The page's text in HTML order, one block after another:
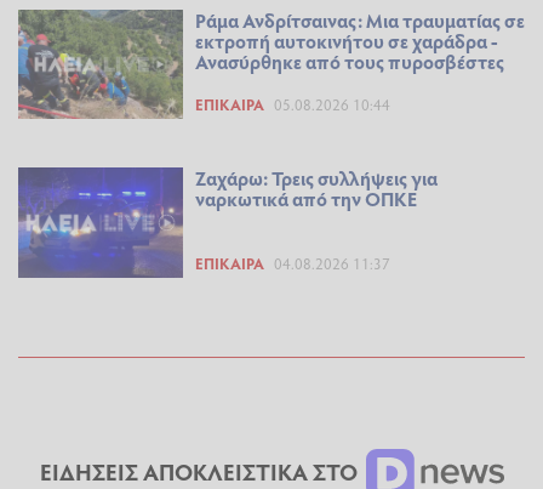
Ράμα Ανδρίτσαινας: Μια τραυματίας σε
εκτροπή αυτοκινήτου σε χαράδρα -
Ανασύρθηκε από τους πυροσβέστες
ΕΠΊΚΑΙΡΑ 05.08.2026 10:44
Ζαχάρω: Τρεις συλλήψεις για
ναρκωτικά από την ΟΠΚΕ
ΕΠΊΚΑΙΡΑ 04.08.2026 11:37
ΕΙΔΗΣΕΙΣ ΑΠΟΚΛΕΙΣΤΙΚΑ ΣΤΟ